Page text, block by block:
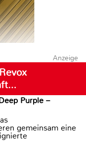
Anzeige
Purple –
gemeinsam eine